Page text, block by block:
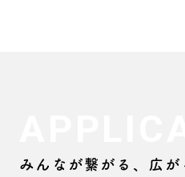
みんなが繋がる、広が